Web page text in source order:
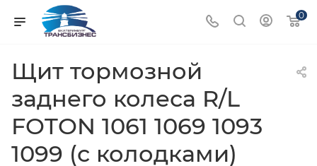
0
Щит тормозной
заднего колеса R/L
FOTON 1061 1069 1093
1099 (с колодками)